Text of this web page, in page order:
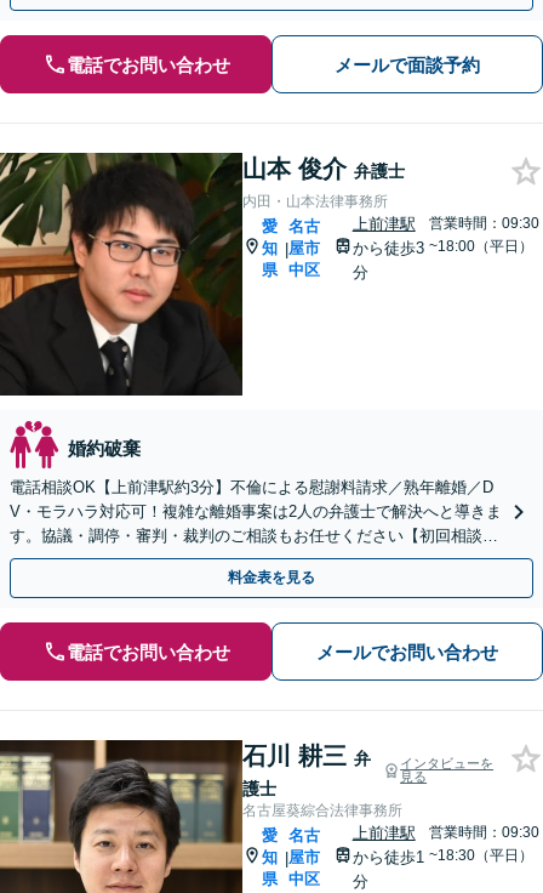
電話でお問い合わせ メールで面談予約
山本 俊介 弁護士
内田・山本法律事務所
愛
知
県
|
名古
屋市
中区
上前津駅
から徒歩3
分
営業時間：09:30
~18:00（平日）
婚約破棄
電話相談OK【上前津駅約3分】不倫による慰謝料請求／熟年離婚／D
V・モラハラ対応可！複雑な離婚事案は2人の弁護士で解決へと導きま
す。協議・調停・審判・裁判のご相談もお任せください【初回相談無
料】小さなお悩みからお聞きします。
料金表を見る
電話でお問い合わせ メールでお問い合わせ
石川 耕三 弁
護士
インタビューを
見る
名古屋葵綜合法律事務所
愛
知
県
|
名古
屋市
中区
上前津駅
から徒歩1
分
営業時間：09:30
~18:30（平日）